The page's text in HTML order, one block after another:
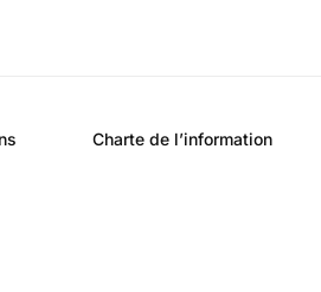
Charte de l’information